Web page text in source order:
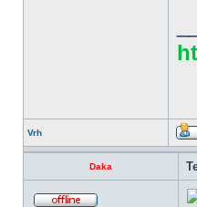
Vrh
Daka